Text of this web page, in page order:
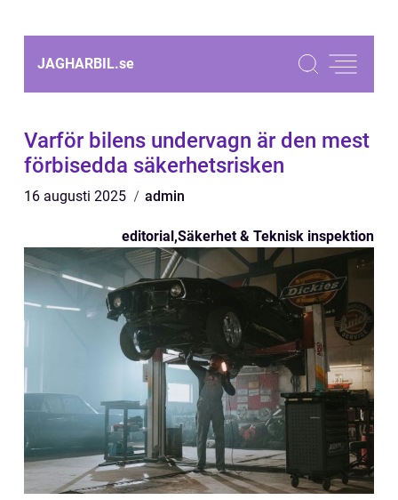
JAGHARBIL.se
Varför bilens undervagn är den mest
förbisedda säkerhetsrisken
16 augusti 2025 admin
editorial,Säkerhet & Teknisk inspektion